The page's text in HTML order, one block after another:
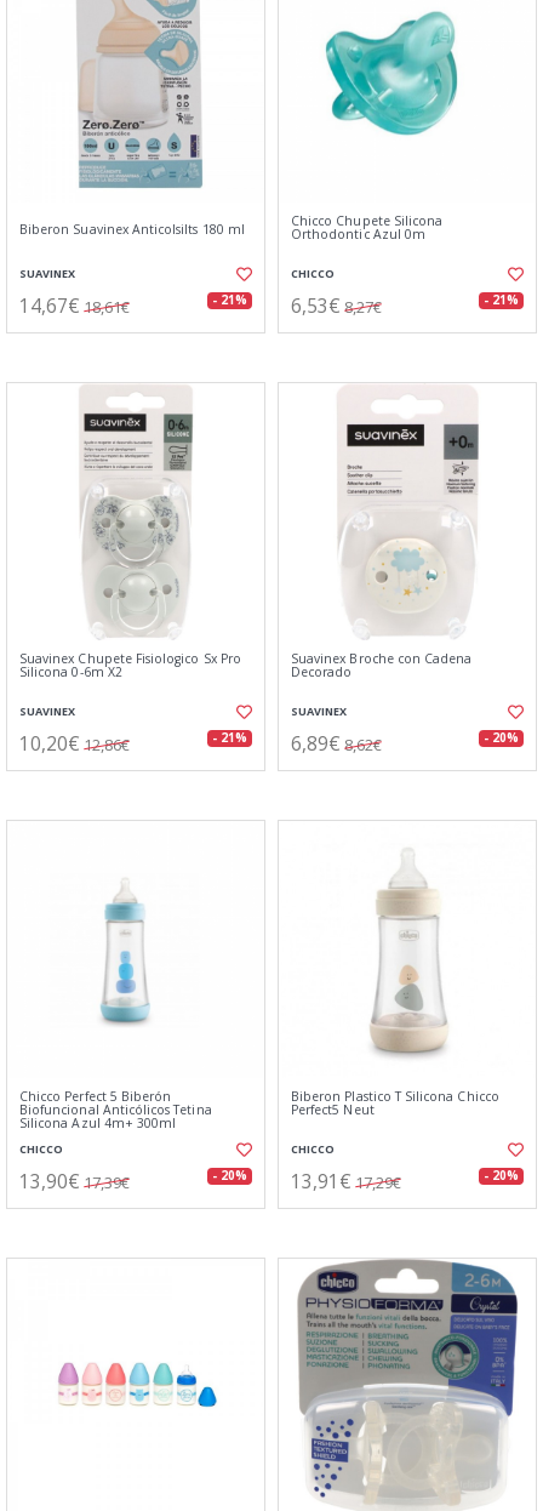
Biberon Suavinex Anticolsilts 180 ml
SUAVINEX
14,67€ 18,61€ - 21%
Chicco Chupete Silicona
Orthodontic Azul 0m
CHICCO
6,53€ 8,27€ - 21%
Suavinex Chupete Fisiologico Sx Pro
Silicona 0-6m X2
SUAVINEX
10,20€ 12,86€ - 21%
Suavinex Broche con Cadena
Decorado
SUAVINEX
6,89€ 8,62€ - 20%
Chicco Perfect 5 Biberón
Biofuncional Anticólicos Tetina
Silicona Azul 4m+ 300ml
CHICCO
13,90€ 17,39€ - 20%
Biberon Plastico T Silicona Chicco
Perfect5 Neut
CHICCO
13,91€ 17,29€ - 20%